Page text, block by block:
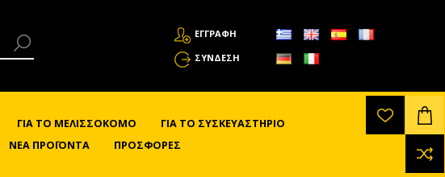
ΕΓΓΡΑΦΗ
ΣΎΝΔΕΣΗ
ΓΙΑ ΤΟ ΜΕΛΙΣΣΟΚΌΜΟ
ΓΙΑ ΤΟ ΣΥΣΚΕΥΑΣΤΉΡΙΟ
ΝΈΑ ΠΡΟΪΌΝΤΑ ΠΡΟΣΦΟΡΈΣ